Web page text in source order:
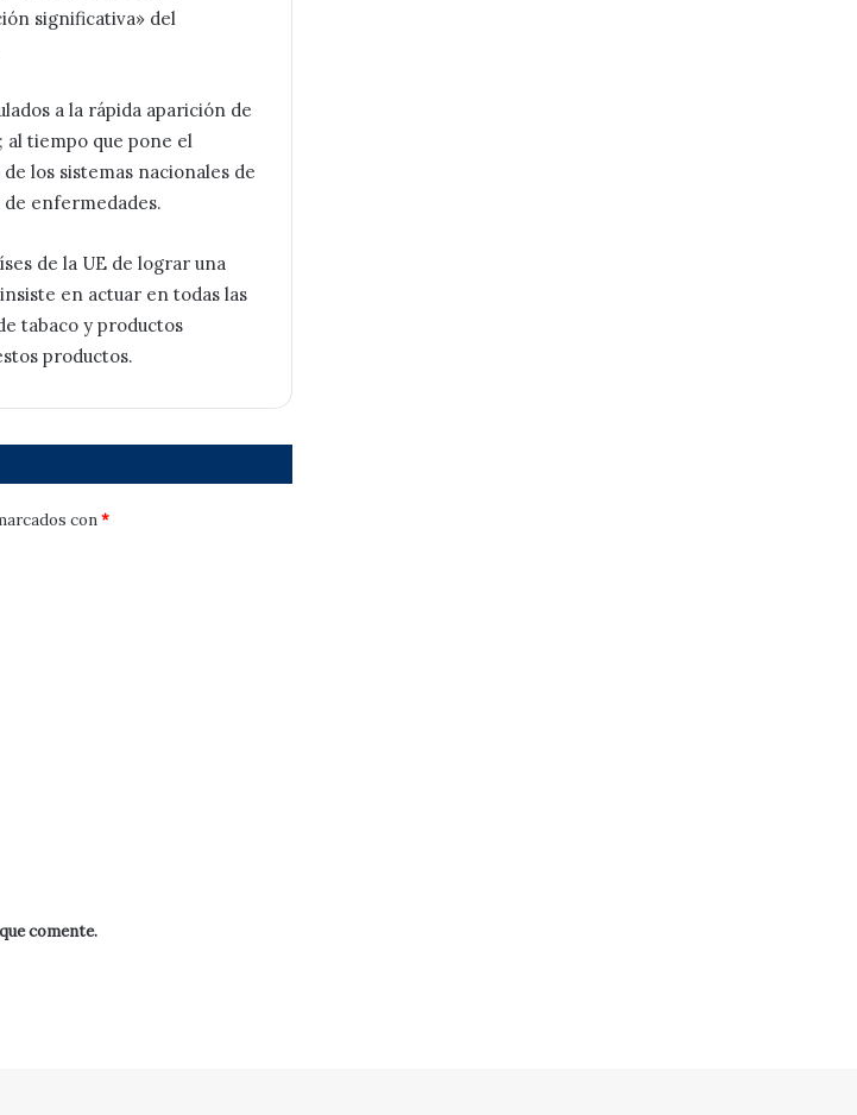
significativa» del
a la rápida aparición de
al tiempo que pone el
los sistemas nacionales de
enfermedades.
de la UE de lograr una
en actuar en todas las
tabaco y productos
productos.
con*
comente.